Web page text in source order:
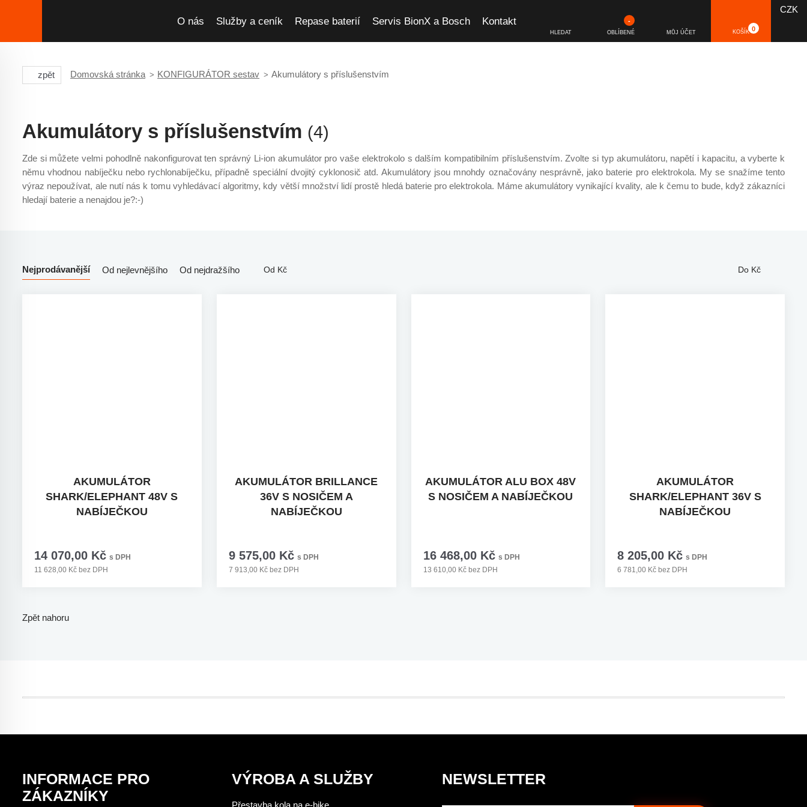
O nás Služby a ceník Repase baterií Servis BionX a Bosch Kontakt
HLEDAT OBLÍBENÉ
-
MŮJ ÚČET KOŠÍK 0
CZK
zpět Domovská stránka KONFIGURÁTOR sestav Akumulátory s příslušenstvím
Akumulátory s příslušenstvím (4)
Zde si můžete velmi pohodlně nakonfigurovat ten správný Li-ion akumulátor pro vaše elektrokolo s dalším kompatibilním příslušenstvím. Zvolte si typ akumulátoru, napětí i kapacitu, a vyberte k
němu vhodnou nabíječku nebo rychlonabíječku, případně speciální dvojitý cyklonosič atd. Akumulátory jsou mnohdy označovány nesprávně, jako baterie pro elektrokola. My se snažíme tento
výraz nepoužívat, ale nutí nás k tomu vyhledávací algoritmy, kdy větší množství lidí prostě hledá baterie pro elektrokola. Máme akumulátory vynikající kvality, ale k čemu to bude, když zákazníci
hledají baterie a nenajdou je?:-)
Nejprodávanější Od nejlevnějšího Od nejdražšího Od Kč Do Kč
AKUMULÁTOR
SHARK/ELEPHANT 48V S
NABÍJEČKOU
14 070,00 Kč s DPH
11 628,00 Kč bez DPH
AKUMULÁTOR BRILLANCE
36V S NOSIČEM A
NABÍJEČKOU
9 575,00 Kč s DPH
7 913,00 Kč bez DPH
AKUMULÁTOR ALU BOX 48V
S NOSIČEM A NABÍJEČKOU
16 468,00 Kč s DPH
13 610,00 Kč bez DPH
AKUMULÁTOR
SHARK/ELEPHANT 36V S
NABÍJEČKOU
8 205,00 Kč s DPH
6 781,00 Kč bez DPH
Zpět nahoru
INFORMACE PRO
ZÁKAZNÍKY
VÝROBA A SLUŽBY
Přestavba kola na e-bike
NEWSLETTER